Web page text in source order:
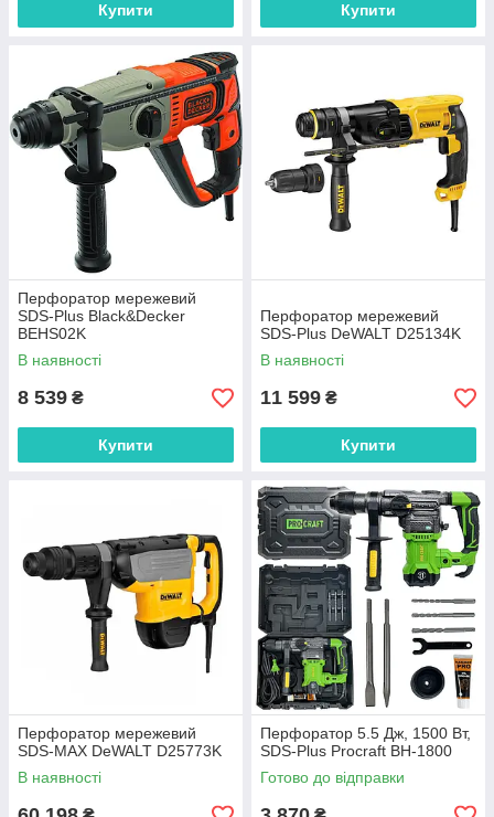
Купити Купити
Перфоратор мережевий
SDS-Plus Black&Decker
BEHS02K
В наявності
8 539 ₴
Купити
Перфоратор мережевий
SDS-Plus DeWALT D25134K
В наявності
11 599 ₴
Купити
Перфоратор мережевий
SDS-MAX DeWALT D25773K
В наявності
Перфоратор 5.5 Дж, 1500 Вт,
SDS-Plus Procraft BH-1800
Готово до відправки